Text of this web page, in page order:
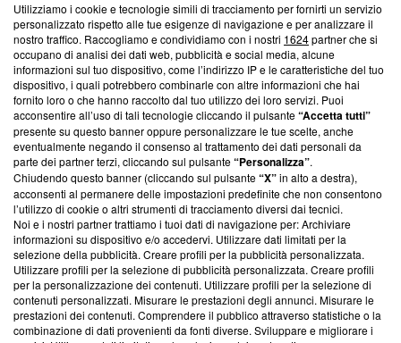
Questa sezione offre informazioni trasparenti su Blasting
News, sui nostri processi editoriali e su come ci impegniamo a
creare news di qualità. Inoltre, afferma la nostra aderenza a
‘Trust Project - News with Integrity’Blasting News non è
ancora membro del programma, ma ha richiesto di farne
parte; Trust Project non ha ancora effettuato una verifica di
conformità agli standard.
Su di noi
Team editoriale
Corporate
Redazione
Informativa Privacy
Cookie Policy
Utilizziamo i cookie e tecnologie simili di tracciamento per fornirti un servizio
personalizzato rispetto alle tue esigenze di navigazione e per analizzare il
nostro traffico. Raccogliamo e condividiamo con i nostri 1624partner che si
occupano di analisi dei dati web, pubblicità e social media, alcune
informazioni sul tuo dispositivo, come l’indirizzo IP e le caratteristiche del tuo
dispositivo, i quali potrebbero combinarle con altre informazioni che hai
fornito loro o che hanno raccolto dal tuo utilizzo dei loro servizi. Puoi
acconsentire all’uso di tali tecnologie cliccando il pulsante“Accetta tutti”
presente su questo banner oppure personalizzare le tue scelte, anche
eventualmente negando il consenso al trattamento dei dati personali da
parte dei partner terzi, cliccando sul pulsante“Personalizza”.
Chiudendo questo banner (cliccando sul pulsante“X”in alto a destra),
acconsenti al permanere delle impostazioni predefinite che non consentono
l’utilizzo di cookie o altri strumenti di tracciamento diversi dai tecnici.
Noi e i nostri partner trattiamo i tuoi dati di navigazione per: Archiviare
informazioni su dispositivo e/o accedervi. Utilizzare dati limitati per la
selezione della pubblicità. Creare profili per la pubblicità personalizzata.
Utilizzare profili per la selezione di pubblicità personalizzata. Creare profili
per la personalizzazione dei contenuti. Utilizzare profili per la selezione di
contenuti personalizzati. Misurare le prestazioni degli annunci. Misurare le
prestazioni dei contenuti. Comprendere il pubblico attraverso statistiche o la
combinazione di dati provenienti da fonti diverse. Sviluppare e migliorare i